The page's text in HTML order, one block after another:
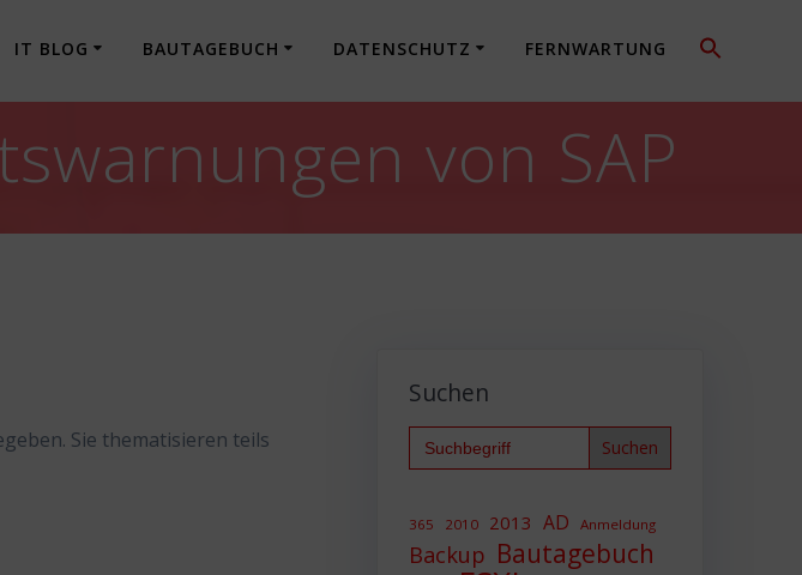
IT BLOG BAUTAGEBUCH DATENSCHUTZ FERNWARTUNG
von SAP
Sie thematisieren teils
Suchen
Search
for:
365 2010 2013 AD Anmeldung
Backup Bautagebuch